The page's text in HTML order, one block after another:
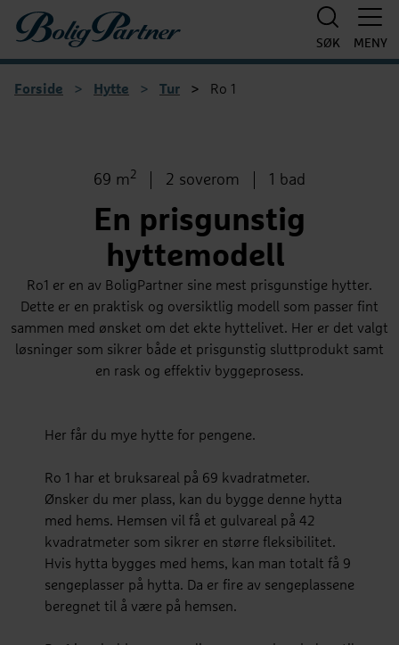
Boligpartner
SØK MENY
Forside > Hytte > Tur > Ro 1
Bruksareal
69 m2 Antall soverom
2 soverom Antall bad
1 bad
En prisgunstig
hyttemodell
Ro1 er en av BoligPartner sine mest prisgunstige hytter.
Dette er en praktisk og oversiktlig modell som passer fint
sammen med ønsket om det ekte hyttelivet. Her er det valgt
løsninger som sikrer både et prisgunstig sluttprodukt samt
en rask og effektiv byggeprosess.
Her får du mye hytte for pengene.
Ro 1 har et bruksareal på 69 kvadratmeter.
Ønsker du mer plass, kan du bygge denne hytta
med hems. Hemsen vil få et gulvareal på 42
kvadratmeter som sikrer en større fleksibilitet.
Hvis hytta bygges med hems, kan man totalt få 9
sengeplasser på hytta. Da er fire av sengeplassene
beregnet til å være på hemsen.